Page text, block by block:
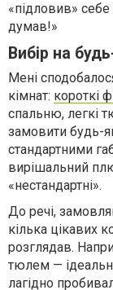
«підловив»
думав!»
Вибір на
Мені
кімнат: короткі
спальню, легкі
замовити будь-
стандартними
вирішальний
«нестандартні».
До речі,
кілька цікавих
розглядав.
тюлем —
лагідно